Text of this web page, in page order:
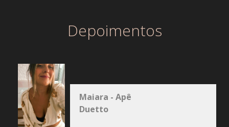
Depoimentos
Maiara - Apê
Duetto